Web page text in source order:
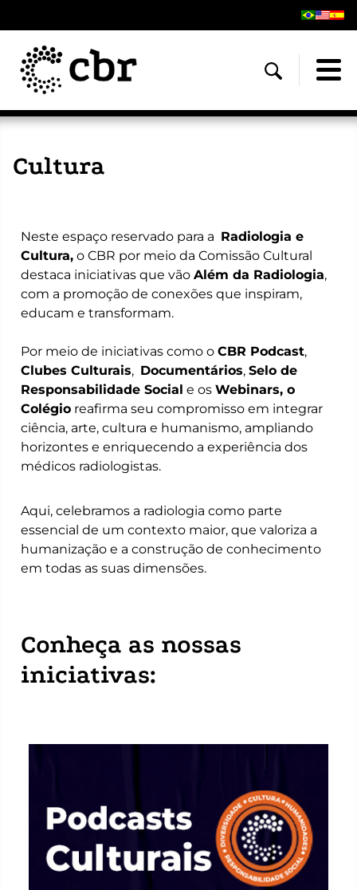
Cultura
Neste espaço reservado para a Radiologia e
Cultura, o CBR por meio da Comissão Cultural
destaca iniciativas que vão Além da Radiologia,
com a promoção de conexões que inspiram,
educam e transformam.
Por meio de iniciativas como o CBR Podcast,
Clubes Culturais, Documentários, Selo de
Responsabilidade Social e os Webinars, o
Colégio reafirma seu compromisso em integrar
ciência, arte, cultura e humanismo, ampliando
horizontes e enriquecendo a experiência dos
médicos radiologistas.
Aqui, celebramos a radiologia como parte
essencial de um contexto maior, que valoriza a
humanização e a construção de conhecimento
em todas as suas dimensões.
Conheça as nossas
iniciativas: